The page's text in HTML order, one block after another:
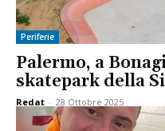
Periferie
Palermo, a
skatepark della
Redat - 28 Ottobre 2025